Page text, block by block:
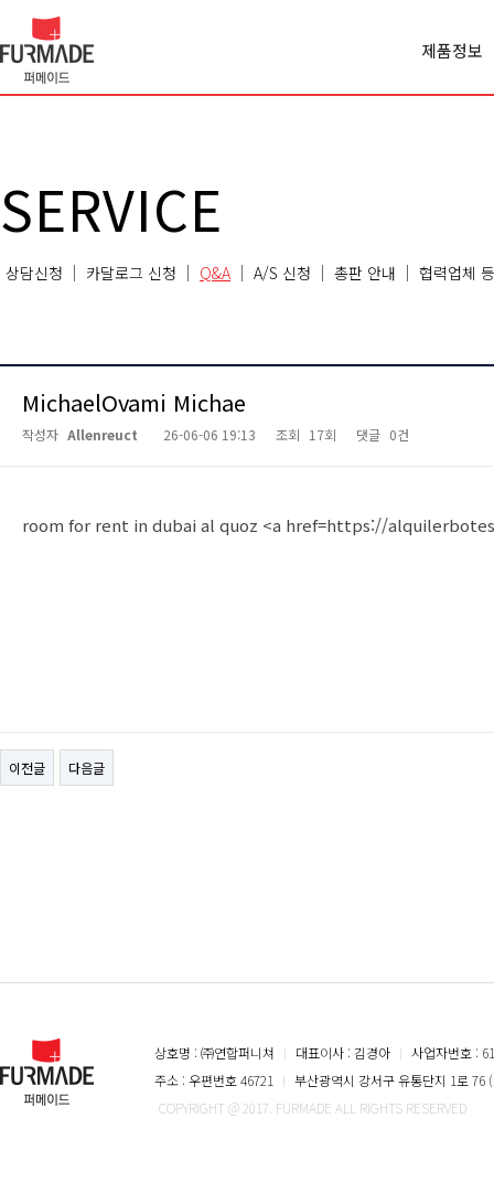
제품정보
Office
SERVICE
상담신청 카달로그 신청 Q&A A/S 신청 총판 안내 협력업체
MichaelOvami Michae
작성자 Allenreuct 26-06-06 19:13 조회 17회 댓글 0건
room for rent in dubai al quoz <a href=https://
이전글 다음글
상호명 : ㈜연합퍼니쳐 ㅣ 대표이사 : 김경아 ㅣ 사업자번호 :
주소 : 우편번호 46721
ㅣ 부산광역시 강서구 유통단지 1로 76
COPYRIGHT @ 2017. FURMADE ALL RIGHTS RESERVED